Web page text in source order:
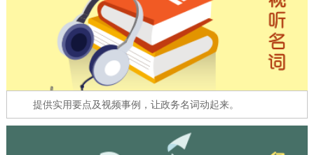
12345网上接诉即办 我要咨询 我要建议
参与调查 在线访谈 图说互动
走进北京
北京概况 十六区概览 人文北京
提供实用要点及视频事例，让政务名词动起来。